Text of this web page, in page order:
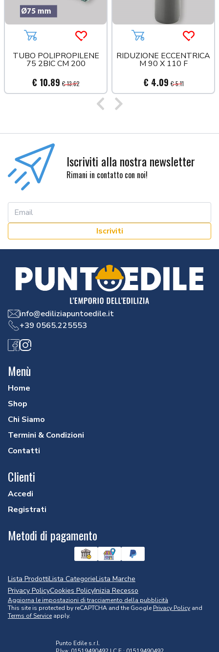
Aggiungi al carrelloAcquista più tardi
TUBO POLIPROPILENE
75 2BIC CM 200
€ 10.89 € 13.62
Aggiungi al carrello
RIDUZIONE ECCENTRICA
M 90 X 110 F
€ 4.09 € 5.11
Iscriviti alla nostra newsletter
Rimani in contatto con noi!
Iscriviti
info@ediliziapuntoedile.it
+39 0565.225553
Facebook
Instagram
Menù
Home
Shop
Chi Siamo
Termini & Condizioni
Contatti
Clienti
Accedi
Registrati
Metodi di pagamento
Lista ProdottiLista CategorieLista Marche
Privacy PolicyCookies PolicyInizia Recesso
Aggiorna le impostazioni di tracciamento della pubblicità
This site is protected by reCAPTCHA and the Google Privacy Policy and
Terms of Service apply.
Punto Edile s.r.l.